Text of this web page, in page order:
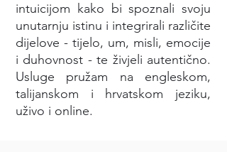
intuicijom kako bi spoznali svoju
unutarnju istinu i integrirali različite
dijelove - tijelo, um, misli, emocije
i duhovnost - te živjeli autentično.
Usluge pružam na engleskom,
talijanskom i hrvatskom jeziku,
uživo i online.